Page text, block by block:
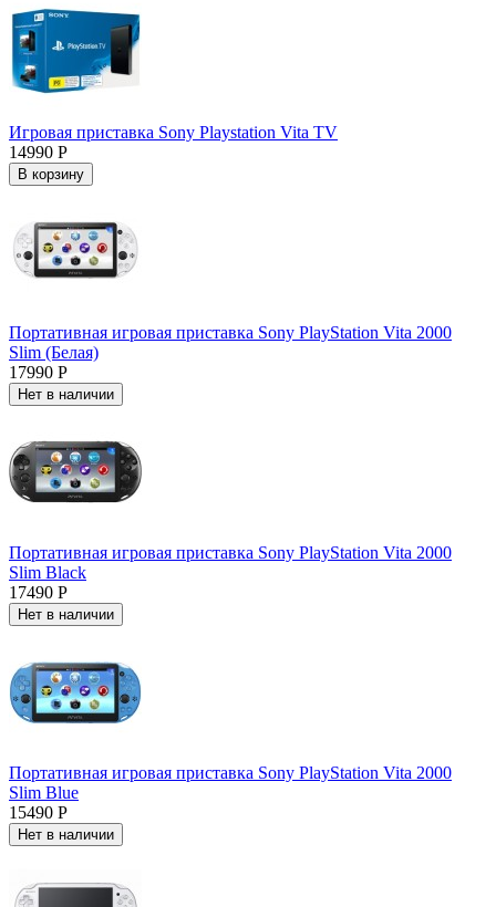
Игровая приставка Sony Playstation Vita TV
14990 Р
В корзину
Портативная игровая приставка Sony PlayStation Vita 2000
Slim (Белая)
17990 Р
Нет в наличии
Портативная игровая приставка Sony PlayStation Vita 2000
Slim Black
17490 Р
Нет в наличии
Портативная игровая приставка Sony PlayStation Vita 2000
Slim Blue
15490 Р
Нет в наличии